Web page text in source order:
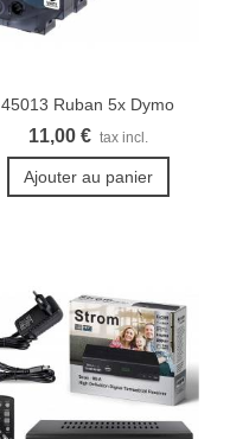
45013 Ruban 5x Dymo
Rubans...
11,00 € tax incl.
Ajouter au panier